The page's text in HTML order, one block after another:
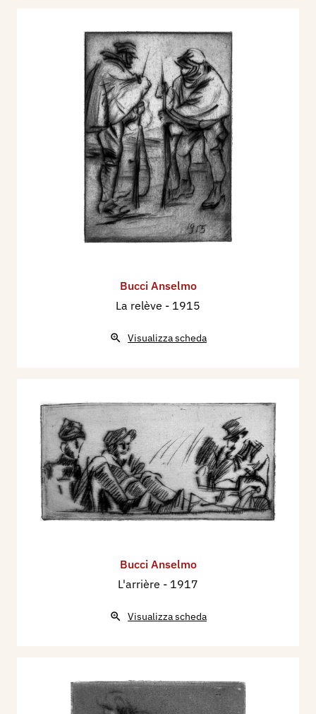
Bucci Anselmo
La relève - 1915
Visualizza scheda
Bucci Anselmo
L'arrière - 1917
Visualizza scheda